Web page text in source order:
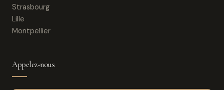
Strasbourg
Lille
Montpellier
Appelez-nous